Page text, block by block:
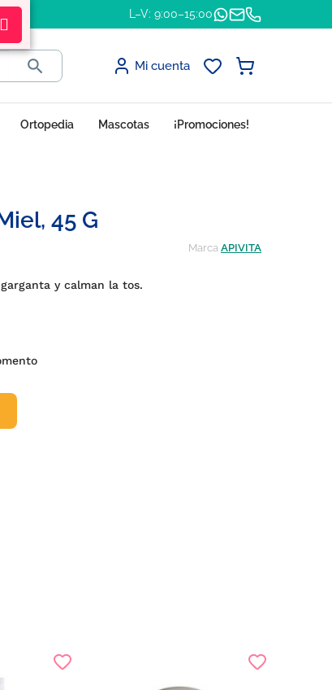
L–V: 9:00–15:00
 Mi cuenta
Ortopedia Mascotas ¡Promociones!
45 G
Marca APIVITA
y calman la tos.